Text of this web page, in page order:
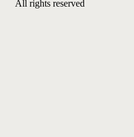
All rights reserved